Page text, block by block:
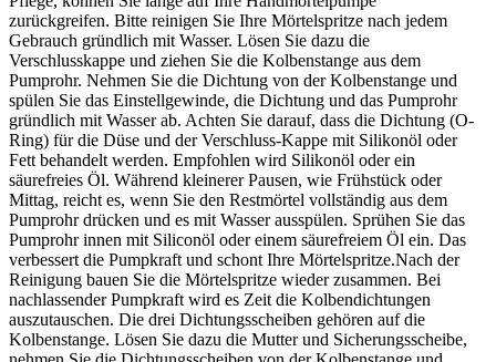
zurückgreifen. Bitte reinigen Sie Ihre Mörtelspritze nach jedem
Gebrauch gründlich mit Wasser. Lösen Sie dazu die
Verschlusskappe und ziehen Sie die Kolbenstange aus dem
Pumprohr. Nehmen Sie die Dichtung von der Kolbenstange und
spülen Sie das Einstellgewinde, die Dichtung und das Pumprohr
gründlich mit Wasser ab. Achten Sie darauf, dass die Dichtung (O-
Ring) für die Düse und der Verschluss-Kappe mit Silikonöl oder
Fett behandelt werden. Empfohlen wird Silikonöl oder ein
säurefreies Öl. Während kleinerer Pausen, wie Frühstück oder
Mittag, reicht es, wenn Sie den Restmörtel vollständig aus dem
Pumprohr drücken und es mit Wasser ausspülen. Sprühen Sie das
Pumprohr innen mit Siliconöl oder einem säurefreiem Öl ein. Das
verbessert die Pumpkraft und schont Ihre Mörtelspritze.Nach der
Reinigung bauen Sie die Mörtelspritze wieder zusammen. Bei
nachlassender Pumpkraft wird es Zeit die Kolbendichtungen
auszutauschen. Die drei Dichtungsscheiben gehören auf die
Kolbenstange. Lösen Sie dazu die Mutter und Sicherungsscheibe,